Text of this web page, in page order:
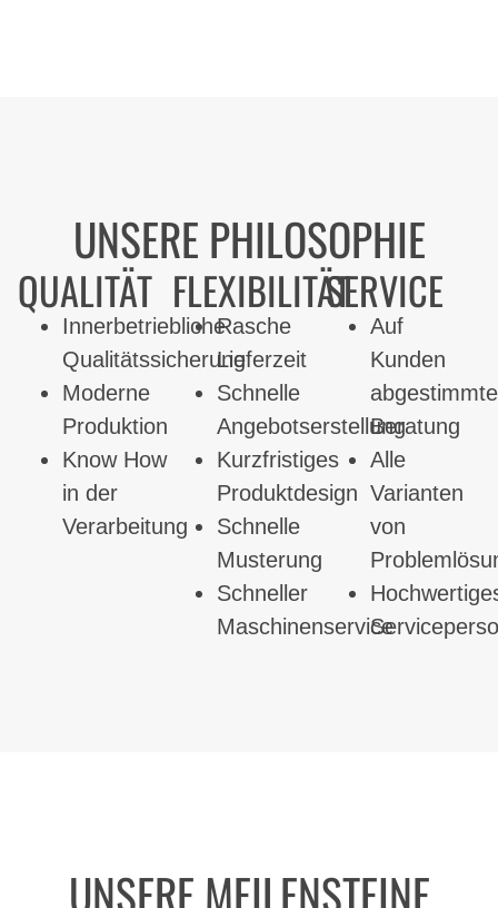
UNSERE PHILOSOPHIE
QUALITÄT
Innerbetriebliche
Qualitätssicherung
Moderne
Produktion
Know How
in der
Verarbeitung
FLEXIBILITÄT
Rasche
Lieferzeit
Schnelle
Angebotserstellung
Kurzfristiges
Produktdesign
Schnelle
Musterung
Schneller
Maschinenservice
SERVICE
Auf
Kunden
abgestimmte
Beratung
Alle
Varianten
von
UNSERE MEILENSTEINE